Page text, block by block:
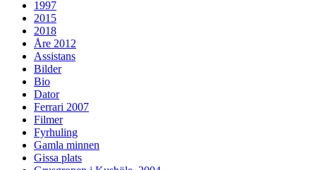
1997
2015
2018
Åre 2012
Assistans
Bilder
Bio
Dator
Ferrari 2007
Filmer
Fyrhuling
Gamla minnen
Gissa plats